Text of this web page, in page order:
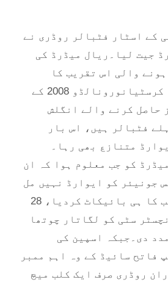
کے اسٹار فٹبالر روڈری نے
جیت لیا۔ریال میڈرڈ کی
والی اس تقریب کا
بائیکاٹ کیا گیا، کرسٹیانورونالڈو 2008 کے
حاصل کرنے والے انگلش
فٹبالر ہیں، اس بار
متنازع بھی رہا۔
کو جب معلوم ہوا کہ ان
جونیئر کو ایوارڈ نہیں مل
رہا تو اس نے تقریب کا ہی بائیکاٹ کردیا، 28
سٹی کو لگاتار چوتھا
دی۔جبکہ اسپین کی
فاتح سائیڈ کے وہ اہم ممبر
کے دوران روڈری صرف ایک کلب میچ